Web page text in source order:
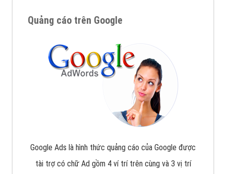
Quảng cáo trên Google
Google Ads là hình thức quảng cáo của Google được
tài trợ có chữ Ad gồm 4 ví trí trên cùng và 3 vị trí